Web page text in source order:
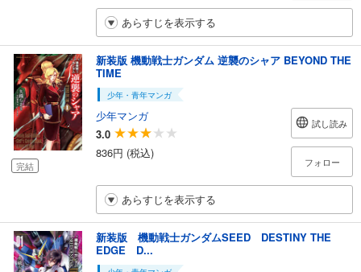
あらすじを表示する
完結
新装版 機動戦士ガンダム 逆襲のシャア BEYOND THE
TIME
少年・青年マンガ
少年マンガ
3.0
836円 (税込)
試し読み
フォロー
あらすじを表示する
新装版 機動戦士ガンダムSEED DESTINY THE
EDGE D...